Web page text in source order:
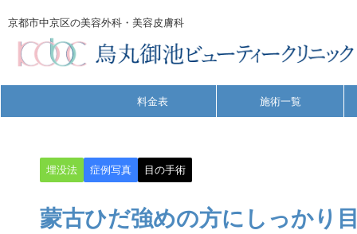
京都市中京区の美容外科・美容皮膚科
料金表 施術一覧
埋没法 症例写真 目の手術
蒙古ひだ強めの方にしっかり